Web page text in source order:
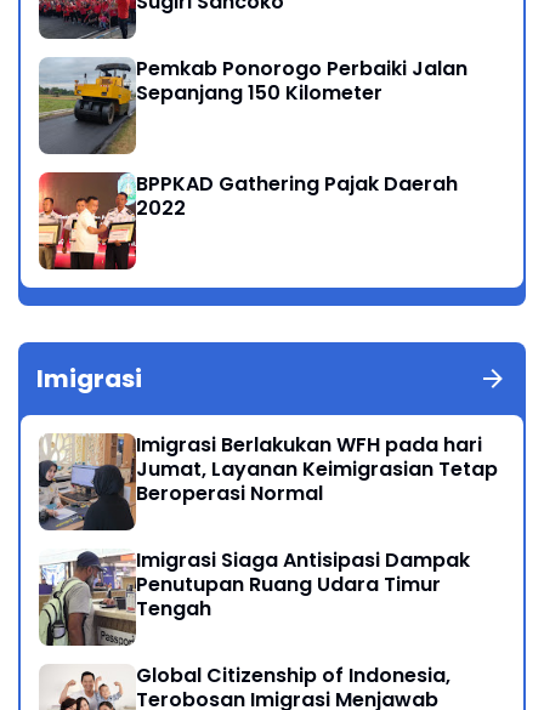
Pemkab Ponorogo Perbaiki Jalan
Sepanjang 150 Kilometer
BPPKAD Gathering Pajak Daerah
2022
Imigrasi
Imigrasi Berlakukan WFH pada hari
Jumat, Layanan Keimigrasian Tetap
Beroperasi Normal
Imigrasi Siaga Antisipasi Dampak
Penutupan Ruang Udara Timur
Tengah
Global Citizenship of Indonesia,
Terobosan Imigrasi Menjawab